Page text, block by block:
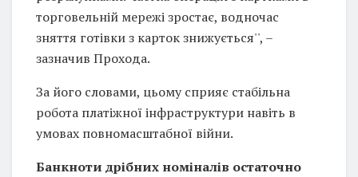
торговельній мережі зростає, водночас
зняття готівки з карток знижується'', –
зазначив Прохода.
За його словами, цьому сприяє стабільна
робота платіжної інфраструктури навіть в
умовах повномасштабної війни.
Банкноти дрібних номіналів остаточно